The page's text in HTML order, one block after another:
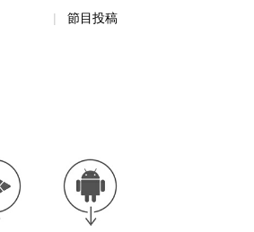
節目投稿